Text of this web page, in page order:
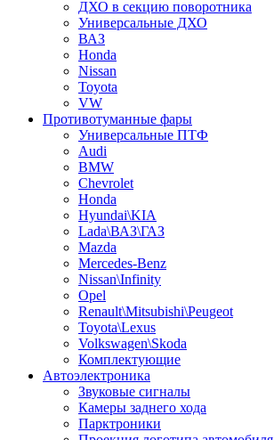
ДХО в секцию поворотника
Универсальные ДХО
ВАЗ
Honda
Nissan
Toyota
VW
Противотуманные фары
Универсальные ПТФ
Audi
BMW
Chevrolet
Honda
Hyundai\KIA
Lada\ВАЗ\ГАЗ
Mazda
Mercedes-Benz
Nissan\Infinity
Opel
Renault\Mitsubishi\Peugeot
Toyota\Lexus
Volkswagen\Skoda
Комплектующие
Автоэлектроника
Звуковые сигналы
Камеры заднего хода
Парктроники